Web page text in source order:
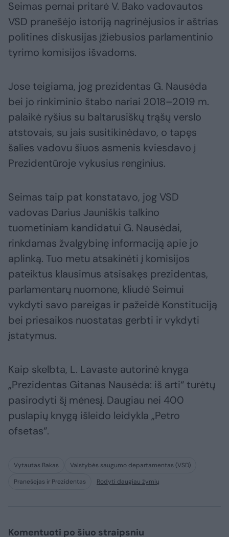
Seimas pernai pritarė V. Bako vadovautos
VSD pranešėjo istoriją nagrinėjusios ir aštrias
politines diskusijas įžiebusios parlamentinio
tyrimo komisijos išvadoms.
Jose teigiama, jog prezidentas G. Nausėda
bei jo rinkiminio štabo nariai 2018–2019 m.
palaikė ryšius su baltarusiškų trąšų verslo
atstovais, su jais susitikinėdavo, o tapęs
šalies vadovu šiuos asmenis kviesdavo į
Prezidentūroje vykusius renginius.
Seimas taip pat konstatavo, jog VSD
vadovas Darius Jauniškis talkino
tuometiniam kandidatui G. Nausėdai,
rinkdamas žvalgybinę informaciją apie jo
aplinką. Tuo metu atsakinėti į komisijos
pateiktus klausimus atsisakęs prezidentas,
parlamentarų nuomone, kliudė Seimui
vykdyti savo pareigas ir pažeidė Konstituciją
bei priesaikos nuostatas gerbti ir vykdyti
įstatymus.
Kaip skelbta, L. Lavaste autorinė knyga
„Prezidentas Gitanas Nausėda: iš arti“ turėtų
pasirodyti šį mėnesį. Daugiau nei 400
puslapių knygą išleido leidykla „Petro
ofsetas“.
Vytautas Bakas
Valstybės saugumo departamentas (VSD)
Pranešėjas ir Prezidentas
Rodyti daugiau žymių
Komentuoti po šiuo straipsniu